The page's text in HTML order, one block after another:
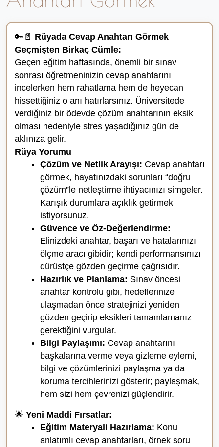
🔑📄 Rüyada Cevap Anahtarı Görmek
Geçmişten Birkaç Cümle:
Geçen eğitim haftasında, önemli bir sınav
sonrası öğretmeninizin cevap anahtarını
incelerken hem rahatlama hem de heyecan
hissettiğiniz o anı hatırlarsınız. Üniversitede
verdiğiniz bir ödevde çözüm anahtarının eksik
olması nedeniyle stres yaşadığınız gün de
aklınıza gelir.
Rüya Yorumu
Çözüm ve Netlik Arayışı: Cevap anahtarı
görmek, hayatınızdaki sorunları “doğru
çözüm”le netleştirme ihtiyacınızı simgeler.
Karışık durumlara açıklık getirmek
istiyorsunuz.
Güvence ve Öz-Değerlendirme:
Elinizdeki anahtar, başarı ve hatalarınızı
ölçme aracı gibidir; kendi performansınızı
dürüstçe gözden geçirme çağrısıdır.
Hazırlık ve Planlama: Sınav öncesi
anahtar kontrolü gibi, hedeflerinize
ulaşmadan önce stratejinizi yeniden
gözden geçirip eksikleri tamamlamanız
gerektiğini vurgular.
Bilgi Paylaşımı: Cevap anahtarını
başkalarına verme veya gizleme eylemi,
bilgi ve çözümlerinizi paylaşma ya da
koruma tercihlerinizi gösterir; paylaşmak,
hem sizi hem çevrenizi güçlendirir.
🌟 Yeni Maddi Fırsatlar:
Eğitim Materyali Hazırlama: Konu
anlatımlı cevap anahtarları, örnek soru